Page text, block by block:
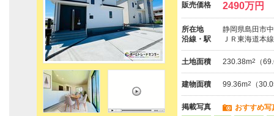
販売価格 2490万円
所在地
静岡県島田市
沿線・駅
ＪＲ東海道本
土地面積 230.38m2 （
建物面積 99.36m2 （
掲載写真 おすすめ写